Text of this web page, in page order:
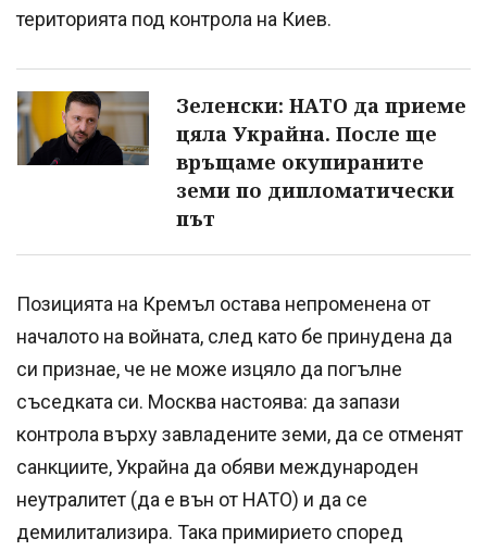
територията под контрола на Киев.
Зеленски: НАТО да приеме
цяла Украйна. После ще
връщаме окупираните
земи по дипломатически
път
Позицията на Кремъл остава непроменена от
началото на войната, след като бе принудена да
си признае, че не може изцяло да погълне
съседката си. Москва настоява: да запази
контрола върху завладените земи, да се отменят
санкциите, Украйна да обяви международен
неутралитет (да е вън от НАТО) и да се
демилитализира. Така примирието според